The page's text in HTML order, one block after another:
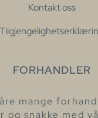
Kontakt oss
FORHANDLER
mange
og snakke med